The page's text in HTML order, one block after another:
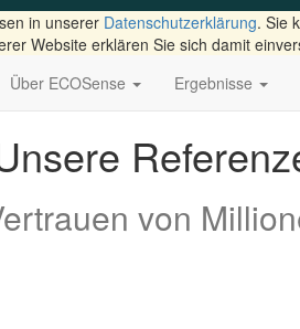
in unserer Datenschutzerklärung. Sie
Website erklären Sie sich damit
Über ECOSense Ergebnisse
von